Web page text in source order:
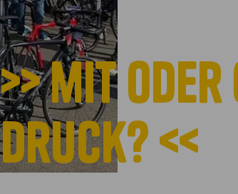
>> mit oder
druck? <<